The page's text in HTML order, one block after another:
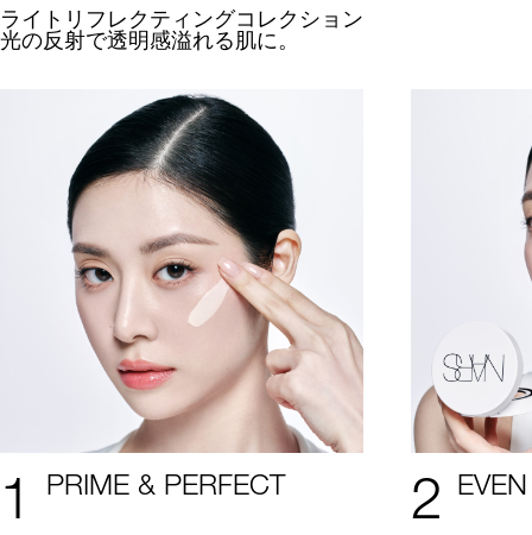
ライトリフレクティングコレクション
光の反射で透明感溢れる肌に。
1 PRIME & PERFECT 2